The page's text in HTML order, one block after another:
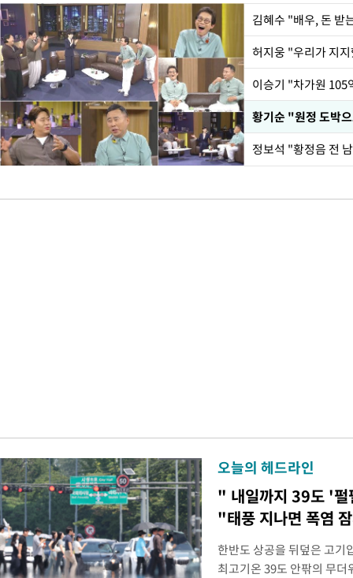
김혜수 "배우, 돈 받
황기순 "원정 도박
오늘의 헤드라인
" 내일까지 39도 '펄
"태풍 지나면 폭염
한반도 상공을 뒤덮은 고기
최고기온 39도 안팎의 무